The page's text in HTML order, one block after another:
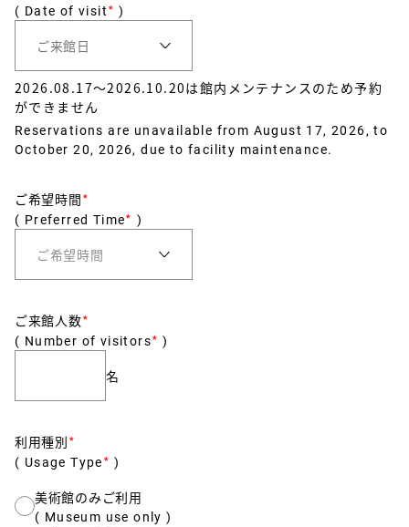
( Date of visit* )
2026.08.17〜2026.10.20は館内メンテナンスのため予約
ができません
Reservations are unavailable from August 17, 2026, to
October 20, 2026, due to facility maintenance.
ご希望時間*
( Preferred Time* )
ご来館人数*
( Number of visitors* )
名
利用種別*
( Usage Type* )
美術館のみご利用
( Museum use only )